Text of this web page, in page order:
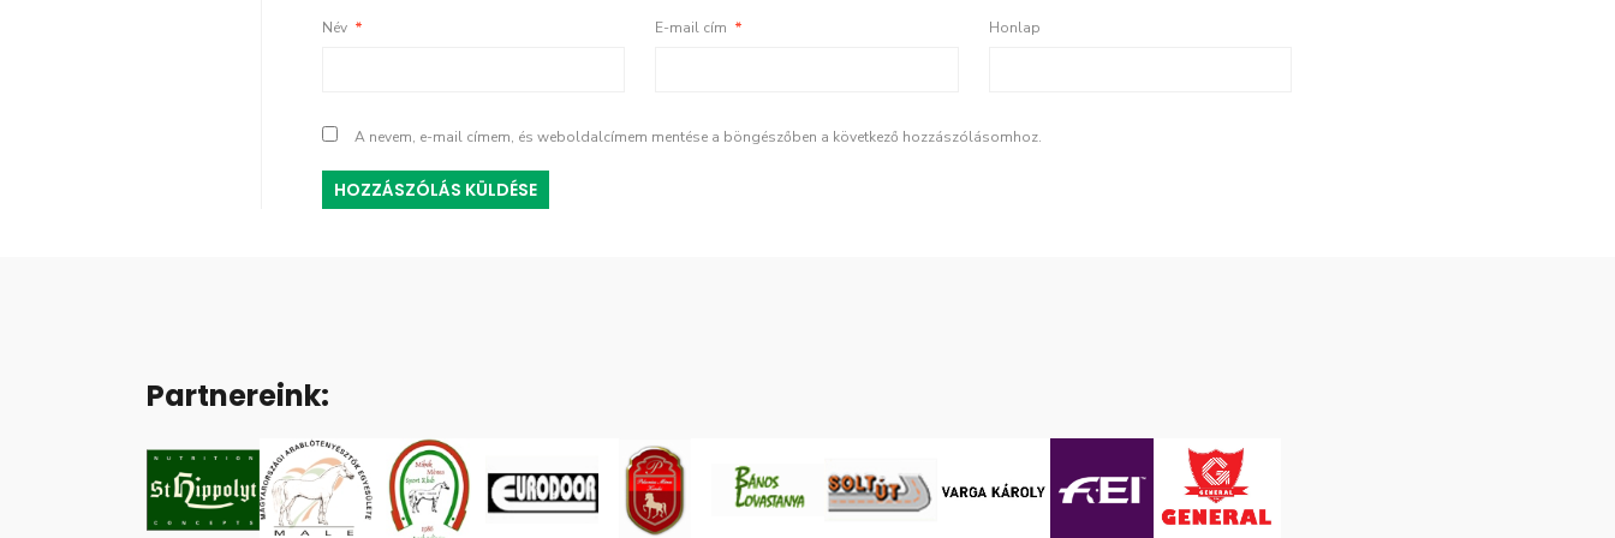
Név * E-mail cím * Honlap
A nevem, e-mail címem, és weboldalcímem mentése a böngészőben a következő hozzászólásomhoz.
Partnereink: